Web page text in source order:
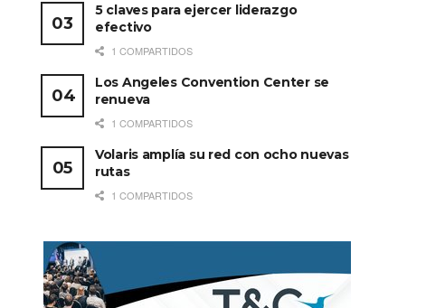
5 claves para ejercer liderazgo
efectivo
1 COMPARTIDOS
Los Angeles Convention Center se
renueva
1 COMPARTIDOS
Volaris amplía su red con ocho nuevas
rutas
1 COMPARTIDOS